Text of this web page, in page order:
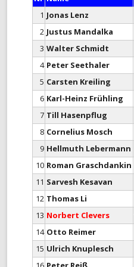
1 Jonas Lenz
2 Justus Mandalka
3 Walter Schmidt
4 Peter Seethaler
5 Carsten Kreiling
6 Karl-Heinz Frühling
7 Till Hasenpflug
8 Cornelius Mosch
9 Hellmuth Lebermann
10 Roman Graschdankin
11 Sarvesh Kesavan
12 Thomas Li
13 Norbert Clevers
14 Otto Reimer
15 Ulrich Knuplesch